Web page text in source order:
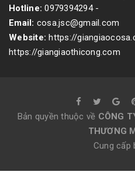
Hotline:0979394294-
Email: cosa.jsc@gmail.com
Website:https://
https://giangiaothicong.com
Bản quyền thuộc về CÔNG
THƯƠNG
Cung cấp